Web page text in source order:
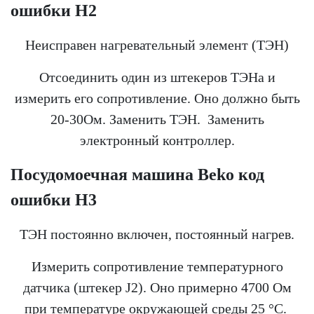
ошибки Н2
Неисправен нагревательный элемент (ТЭН)
Отсоединить один из штекеров ТЭНа и
измерить его сопротивление. Оно должно быть
20-30Ом. Заменить ТЭН. Заменить
электронный контроллер.
Посудомоечная машина Beko код
ошибки Н3
ТЭН постоянно включен, постоянный нагрев.
Измерить сопротивление температурного
датчика (штекер J2). Оно примерно 4700 Ом
при температуре окружающей среды 25 °С.